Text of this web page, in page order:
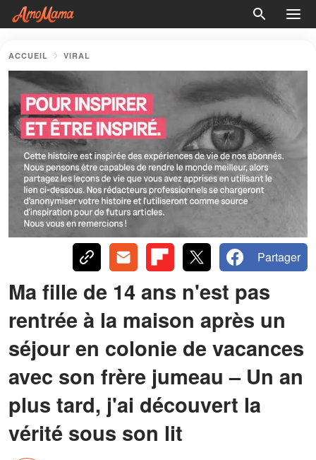
ACCUEIL VIRAL
Partager
Ma fille de 14 ans n'est pas
rentrée à la maison après un
séjour en colonie de vacances
avec son frère jumeau – Un an
plus tard, j'ai découvert la
vérité sous son lit